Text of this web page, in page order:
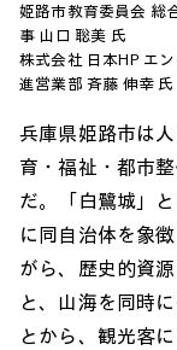
姫路市教育委員会 総
事 山口 聡美 氏
株式会社 日本HP エ
進営業部 斉藤 伸幸 氏
兵庫県姫路市は
育・福祉・都市
だ。「白鷺城」
に同自治体を象
がら、歴史的資
と、山海を同時
とから、観光客